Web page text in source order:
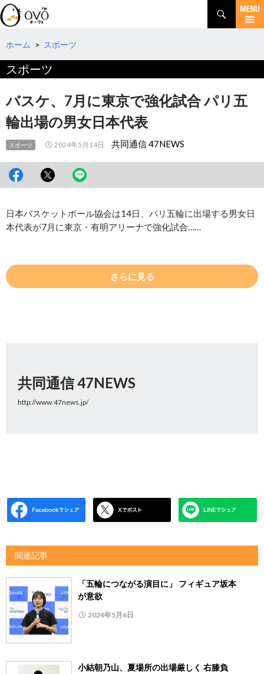
検
索
コ
テ
へ
動
ホーム > スポーツ
スポーツ
バスケ、7月に東京で強化試合 パリ五
輪出場の男女日本代表
スポーツ 2024年5月14日 共同通信 47NEWS
日本バスケットボール協会は14日、パリ五輪に出場する男女日
本代表が7月に東京・有明アリーナで強化試合……
さらに見る
共同通信 47NEWS
http://www.47news.jp/
関連記事
「五輪につながる演目に」 フィギュア坂本
が意欲
2024年5月6日
小結朝乃山、夏場所の出場厳しく 右膝負